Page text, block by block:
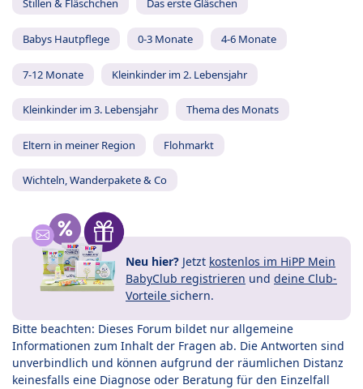
Stillen & Fläschchen Das erste Gläschen
Babys Hautpflege 0-3 Monate 4-6 Monate
7-12 Monate Kleinkinder im 2. Lebensjahr
Kleinkinder im 3. Lebensjahr Thema des Monats
Eltern in meiner Region Flohmarkt
Wichteln, Wanderpakete & Co
Neu hier? Jetzt kostenlos im HiPP Mein
BabyClub registrieren und deine Club-
Vorteile sichern.
Bitte beachten: Dieses Forum bildet nur allgemeine
Informationen zum Inhalt der Fragen ab. Die Antworten sind
unverbindlich und können aufgrund der räumlichen Distanz
keinesfalls eine Diagnose oder Beratung für den Einzelfall